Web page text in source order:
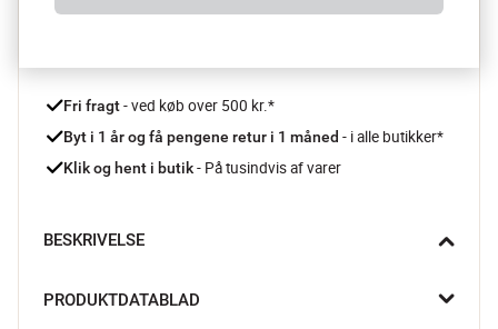
Fri fragt - ved køb over 500 kr.*
Byt i 1 år og få pengene retur i 1 måned - i alle butikker*
Klik og hent i butik - På tusindvis af varer
BESKRIVELSE
iøjnefaldende og unik farvekombination og et funktionelt
PRODUKTDATABLAD